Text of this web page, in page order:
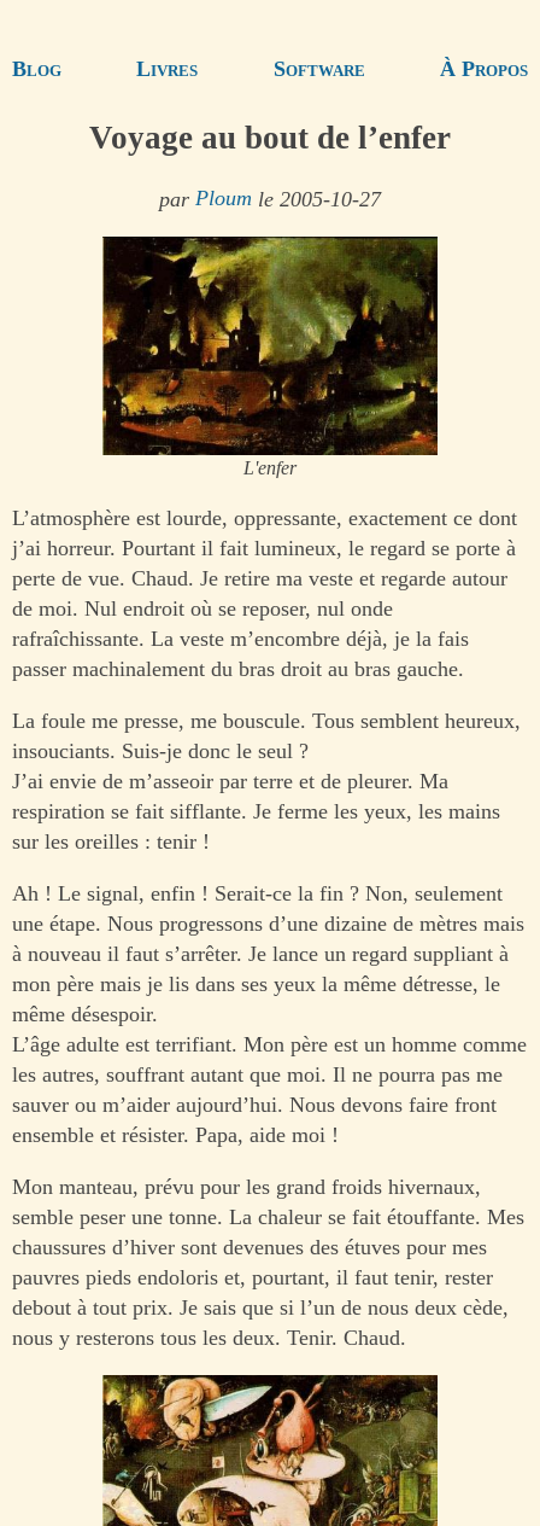
Blog Livres Software À Propos
Voyage au bout de l’enfer
par Ploum le 2005-10-27
L'enfer
L’atmosphère est lourde, oppressante, exactement ce dont
j’ai horreur. Pourtant il fait lumineux, le regard se porte à
perte de vue. Chaud. Je retire ma veste et regarde autour
de moi. Nul endroit où se reposer, nul onde
rafraîchissante. La veste m’encombre déjà, je la fais
passer machinalement du bras droit au bras gauche.
La foule me presse, me bouscule. Tous semblent heureux,
insouciants. Suis-je donc le seul ?
J’ai envie de m’asseoir par terre et de pleurer. Ma
respiration se fait sifflante. Je ferme les yeux, les mains
sur les oreilles : tenir !
Ah ! Le signal, enfin ! Serait-ce la fin ? Non, seulement
une étape. Nous progressons d’une dizaine de mètres mais
à nouveau il faut s’arrêter. Je lance un regard suppliant à
mon père mais je lis dans ses yeux la même détresse, le
même désespoir.
L’âge adulte est terrifiant. Mon père est un homme comme
les autres, souffrant autant que moi. Il ne pourra pas me
sauver ou m’aider aujourd’hui. Nous devons faire front
ensemble et résister. Papa, aide moi !
Mon manteau, prévu pour les grand froids hivernaux,
semble peser une tonne. La chaleur se fait étouffante. Mes
chaussures d’hiver sont devenues des étuves pour mes
pauvres pieds endoloris et, pourtant, il faut tenir, rester
debout à tout prix. Je sais que si l’un de nous deux cède,
nous y resterons tous les deux. Tenir. Chaud.